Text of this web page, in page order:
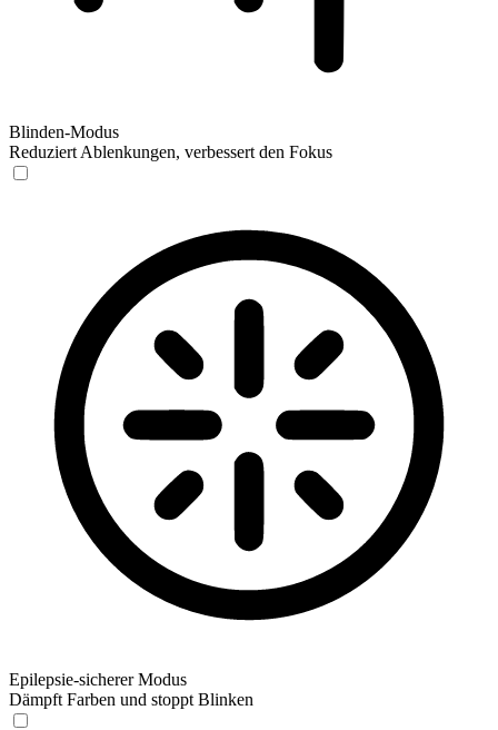
Blinden-Modus
Reduziert Ablenkungen, verbessert den Fokus
Epilepsie-sicherer Modus
Dämpft Farben und stoppt Blinken